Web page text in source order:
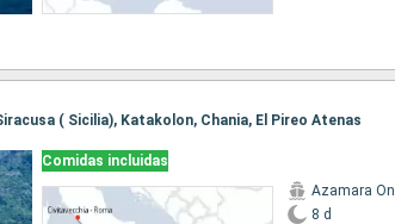
( Sicilia), Katakolon, Chania, El Pireo Atenas
Comidas incluidas
Azamara
8 d